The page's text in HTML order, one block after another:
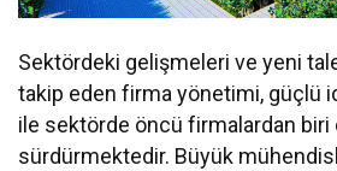
Sektördeki gelişmeleri ve yeni
takip eden firma yönetimi, güçlü
ile sektörde öncü firmalardan biri
sürdürmektedir. Büyük